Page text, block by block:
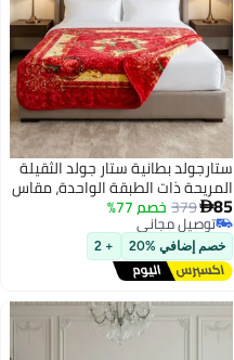
ستارجولد بطانية ستار جولد الثقيلة
المريحة ذات الطبقة الواحدة، مقاس
160×220 سم، مناسبة للسرير
المفرد، مصنوعة من الصوف
المحفور، SG-BL904
85
379 خصم 77%
توصيل مجاني
توصيل مجاني
خصم إضافي %20 + 2